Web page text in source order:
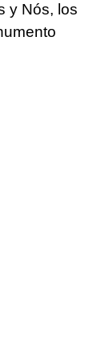
y Nós, los